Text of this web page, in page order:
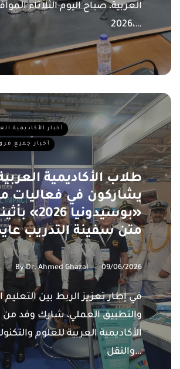
2026،…
أخبار الأكاديمية
أخبار جميع
طلاب الأكاديمية
يشاركون في فعاليات
«بوسيدونيا
متن سفينة التدريب
ByDr. Ahmed Ghazal 09/06/2026
في إطار تعزيز الربط بين التعليم
والتطبيق العملي، شارك وفد
الأكاديمية العربية للعلوم
والنقل…